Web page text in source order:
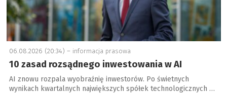
06.08.2026 (20:34) – informacja prasowa
10 zasad rozsądnego inwestowania w AI
AI znowu rozpala wyobraźnię inwestorów. Po świetnych
wynikach kwartalnych największych spółek technologicznych …